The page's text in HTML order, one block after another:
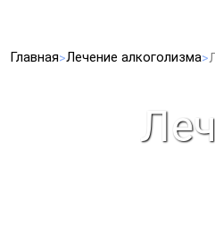
Главная Лечение алкоголизма